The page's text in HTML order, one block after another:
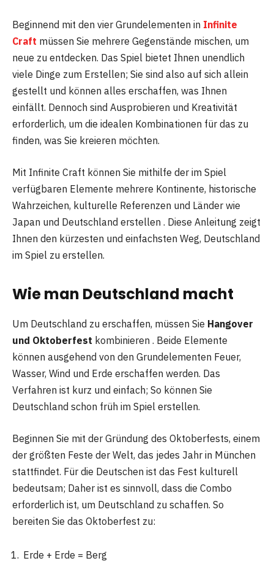
Beginnend mit den vier Grundelementen in Infinite
Craft müssen Sie mehrere Gegenstände mischen, um
neue zu entdecken. Das Spiel bietet Ihnen unendlich
viele Dinge zum Erstellen; Sie sind also auf sich allein
gestellt und können alles erschaffen, was Ihnen
einfällt. Dennoch sind Ausprobieren und Kreativität
erforderlich, um die idealen Kombinationen für das zu
finden, was Sie kreieren möchten.
Mit Infinite Craft können Sie mithilfe der im Spiel
verfügbaren Elemente mehrere Kontinente, historische
Wahrzeichen, kulturelle Referenzen und Länder wie
Japan und Deutschland erstellen . Diese Anleitung zeigt
Ihnen den kürzesten und einfachsten Weg, Deutschland
im Spiel zu erstellen.
Wie man Deutschland macht
Um Deutschland zu erschaffen, müssen Sie Hangover
und Oktoberfest kombinieren . Beide Elemente
können ausgehend von den Grundelementen Feuer,
Wasser, Wind und Erde erschaffen werden. Das
Verfahren ist kurz und einfach; So können Sie
Deutschland schon früh im Spiel erstellen.
Beginnen Sie mit der Gründung des Oktoberfests, einem
der größten Feste der Welt, das jedes Jahr in München
stattfindet. Für die Deutschen ist das Fest kulturell
bedeutsam; Daher ist es sinnvoll, dass die Combo
erforderlich ist, um Deutschland zu schaffen. So
bereiten Sie das Oktoberfest zu:
Erde + Erde = Berg